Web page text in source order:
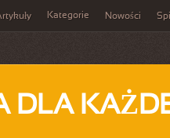
Kategorie Nowości
DLA